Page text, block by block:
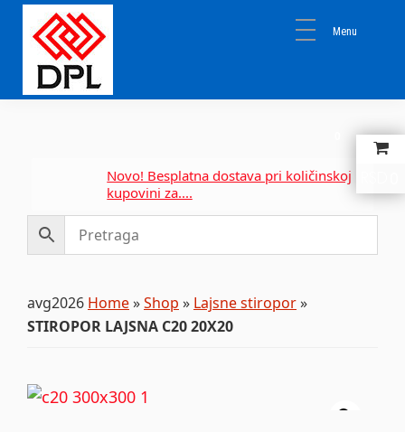
primary
navigation
main
content
primary
sidebar
DPL
Novo! Besplatna dostava pri količinskoj
kupovini za....
avg2026 Home»Shop » Lajsne stiropor»
STIROPOR LAJSNA C20 20X20